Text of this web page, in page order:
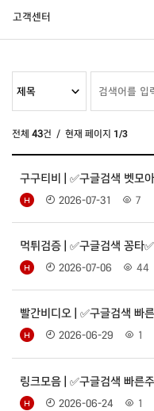
고객센터
전체 43건 / 현재 페이지 1/3
구구티비 | ✅구글검색 벳모
2026-07-31 7
먹튀검증 | ✅구글검색 꽁타
2026-07-06 44
빨간비디오 | ✅구글검색 빠
2026-06-29 1
링크모음 | ✅구글검색 빠른
2026-06-24 1